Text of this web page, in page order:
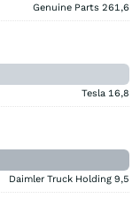
Genuine Parts 261,6
Tesla 16,8
Daimler Truck Holding 9,5